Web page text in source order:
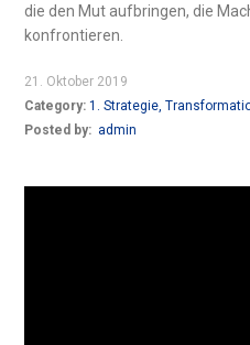
die den Mut aufbringen, die
konfrontieren.
21. Oktober 2019
Category:1. Strategie,
Posted by: admin